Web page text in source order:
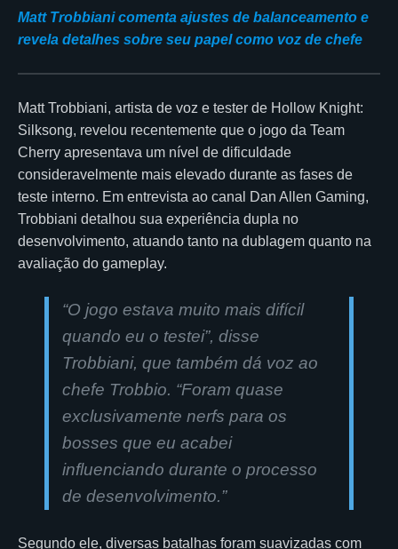
Matt Trobbiani comenta ajustes de balanceamento e
revela detalhes sobre seu papel como voz de chefe
Matt Trobbiani, artista de voz e tester de Hollow Knight:
Silksong, revelou recentemente que o jogo da Team
Cherry apresentava um nível de dificuldade
consideravelmente mais elevado durante as fases de
teste interno. Em entrevista ao canal Dan Allen Gaming,
Trobbiani detalhou sua experiência dupla no
desenvolvimento, atuando tanto na dublagem quanto na
avaliação do gameplay.
“O jogo estava muito mais difícil
quando eu o testei”, disse
Trobbiani, que também dá voz ao
chefe Trobbio. “Foram quase
exclusivamente nerfs para os
bosses que eu acabei
influenciando durante o processo
de desenvolvimento.”
Segundo ele, diversas batalhas foram suavizadas com